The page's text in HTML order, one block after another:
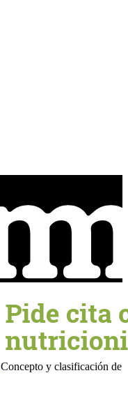
Concepto y clasificación de